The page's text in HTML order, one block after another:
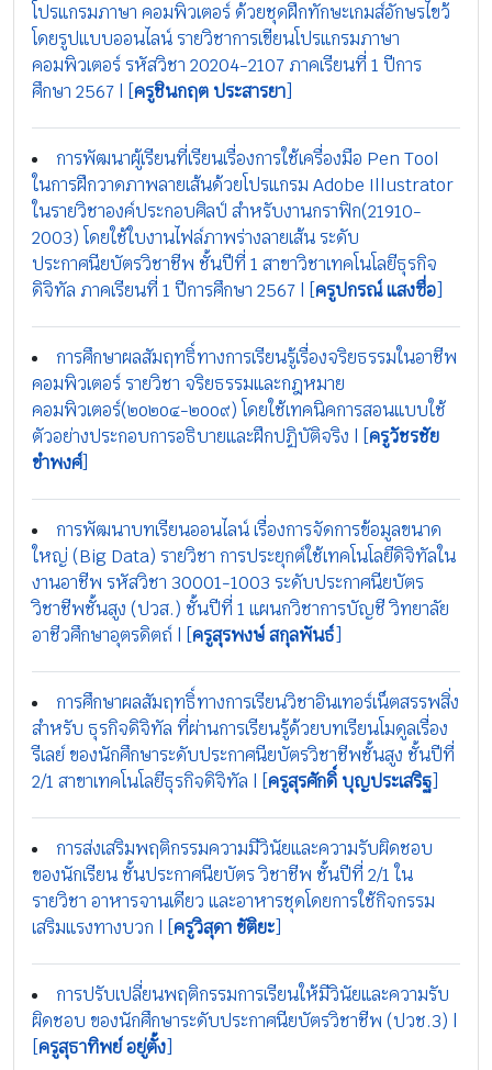
โปรแกรมภาษา คอมพิวเตอร์ ด้วยชุดฝึกทักษะเกมส์อักษรไขว้
โดยรูปแบบออนไลน์ รายวิชาการเขียนโปรแกรมภาษา
คอมพิวเตอร์ รหัสวิชา 20204-2107 ภาคเรียนที่ 1 ปีการ
ศึกษา 2567 | [ ครูชินกฤต ประสารยา
การพัฒนาผู้เรียนที่เรียนเรื่องการใช้เครื่องมือ Pen Tool
ในการฝึกวาดภาพลายเส้นด้วยโปรแกรม Adobe Illustrator
ในรายวิชาองค์ประกอบศิลป์ สำหรับงานกราฟิก(21910-
2003) โดยใช้ใบงานไฟล์ภาพร่างลายเส้น ระดับ
ประกาศนียบัตรวิชาชีพ ชั้นปีที่ 1 สาขาวิชาเทคโนโลยีธุรกิจ
ดิจิทัล ภาคเรียนที่ 1 ปีการศึกษา 2567 | [ ครูปกรณ์ แสงซื่อ
การศึกษาผลสัมฤทธิ์ทางการเรียนรู้เรื่องจริยธรรมในอาชีพ
คอมพิวเตอร์ รายวิชา จริยธรรมและกฎหมาย
คอมพิวเตอร์(๒o๒o๔-๒oo๙) โดยใช้เทคนิคการสอนแบบใช้
ตัวอย่างประกอบการอธิบายและฝึกปฏิบัติจริง | [ ครูวัชรชัย
ขำพงศ์]
การพัฒนาบทเรียนออนไลน์ เรื่องการจัดการข้อมูลขนาด
ใหญ่ (Big Data) รายวิชา การประยุกต์ใช้เทคโนโลยีดิจิทัลใน
งานอาชีพ รหัสวิชา 30001-1003 ระดับประกาศนียบัตร
วิชาชีพชั้นสูง (ปวส.) ชั้นปีที่ 1 แผนกวิชาการบัญชี วิทยาลัย
อาชีวศึกษาอุตรดิตถ์ | [ ครูสุรพงษ์ สกุลพันธ์
การศึกษาผลสัมฤทธิ์ทางการเรียนวิชาอินเทอร์เน็ตสรรพสิ่ง
สำหรับ ธุรกิจดิจิทัล ที่ผ่านการเรียนรู้ด้วยบทเรียนโมดูลเรื่อง
รีเลย์ ของนักศึกษาระดับประกาศนียบัตรวิชาชีพชั้นสูง ชั้นปีที่
2/1 สาขาเทคโนโลยีธุรกิจดิจิทัล | [ ครูสุรศักดิ์ บุญประเสริฐ
การส่งเสริมพฤติกรรมความมีวินัยและความรับผิดชอบ
ของนักเรียน ชั้นประกาศนียบัตร วิชาชีพ ชั้นปีที่ 2/1 ใน
รายวิชา อาหารจานเดียว และอาหารชุดโดยการใช้กิจกรรม
เสริมแรงทางบวก | [ ครูวิสุดา ขัติยะ
การปรับเปลี่ยนพฤติกรรมการเรียนให้มีวินัยและความรับ
ผิดชอบ ของนักศึกษาระดับประกาศนียบัตรวิชาชีพ (ปวช.3) |
ครูสุธาทิพย์ อยู่ตั้ง